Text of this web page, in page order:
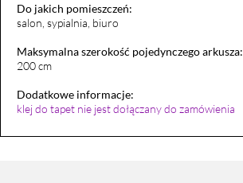
Do jakich pomieszczeń:
salon, sypialnia, biuro
Maksymalna szerokość pojedynczego arkusza:
200 cm
Dodatkowe informacje:
klej do tapet nie jest dołączany do zamówienia